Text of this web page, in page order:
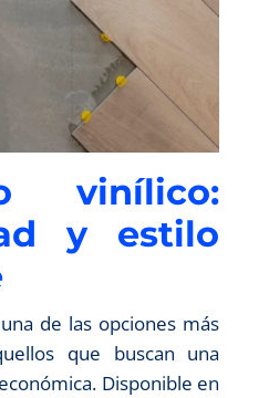
vinílico:
y estilo
de las opciones más
que buscan una
Disponible en